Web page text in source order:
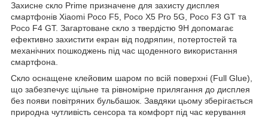
Захисне скло Prime призначене для захисту дисплея
смартфонів Xiaomi Poco F5, Poco X5 Pro 5G, Poco F3 GT та
Poco F4 GT. Загартоване скло з твердістю 9H допомагає
ефективно захистити екран від подряпин, потертостей та
механічних пошкоджень під час щоденного використання
смартфона.
Скло оснащене клейовим шаром по всій поверхні (Full Glue),
що забезпечує щільне та рівномірне прилягання до дисплея
без появи повітряних бульбашок. Завдяки цьому зберігається
природна чутливість сенсора та комфорт під час керування